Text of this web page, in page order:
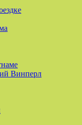
Винперл